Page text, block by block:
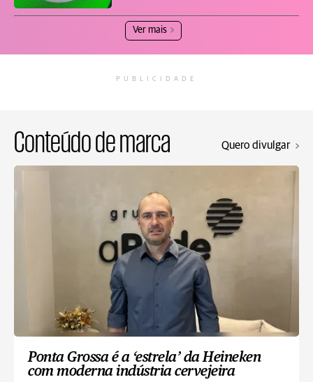
Ver mais
PUBLICIDADE
Conteúdo de marca Quero divulgar
Ponta Grossa é a ‘estrela’ da Heineken
com moderna indústria cervejeira